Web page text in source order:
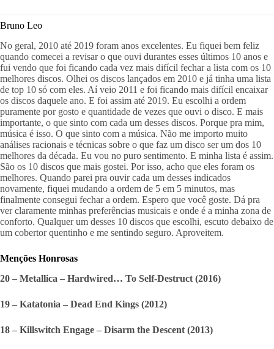
Bruno Leo
No geral, 2010 até 2019 foram anos excelentes. Eu fiquei bem feliz
quando comecei a revisar o que ouvi durantes esses últimos 10 anos e
fui vendo que foi ficando cada vez mais difícil fechar a lista com os 10
melhores discos. Olhei os discos lançados em 2010 e já tinha uma lista
de top 10 só com eles. Aí veio 2011 e foi ficando mais difícil encaixar
os discos daquele ano. E foi assim até 2019. Eu escolhi a ordem
puramente por gosto e quantidade de vezes que ouvi o disco. E mais
importante, o que sinto com cada um desses discos. Porque pra mim,
música é isso. O que sinto com a música. Não me importo muito
análises racionais e técnicas sobre o que faz um disco ser um dos 10
melhores da década. Eu vou no puro sentimento. E minha lista é assim.
São os 10 discos que mais gostei. Por isso, acho que eles foram os
melhores. Quando parei pra ouvir cada um desses indicados
novamente, fiquei mudando a ordem de 5 em 5 minutos, mas
finalmente consegui fechar a ordem. Espero que você goste. Dá pra
ver claramente minhas preferências musicais e onde é a minha zona de
conforto. Qualquer um desses 10 discos que escolhi, escuto debaixo de
um cobertor quentinho e me sentindo seguro. Aproveitem.
Menções Honrosas
20 – Metallica – Hardwired… To Self-Destruct (2016)
19 – Katatonia – Dead End Kings (2012)
18 – Killswitch Engage – Disarm the Descent (2013)